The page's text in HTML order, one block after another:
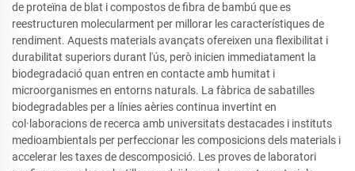
de proteïna de blat i compostos de fibra de bambú que es
reestructuren molecularment per millorar les característiques de
rendiment. Aquests materials avançats ofereixen una flexibilitat i
durabilitat superiors durant l'ús, però inicien immediatament la
biodegradació quan entren en contacte amb humitat i
microorganismes en entorns naturals. La fàbrica de sabatilles
biodegradables per a línies aèries continua invertint en
col·laboracions de recerca amb universitats destacades i instituts
medioambientals per perfeccionar les composicions dels materials i
accelerar les taxes de descomposició. Les proves de laboratori